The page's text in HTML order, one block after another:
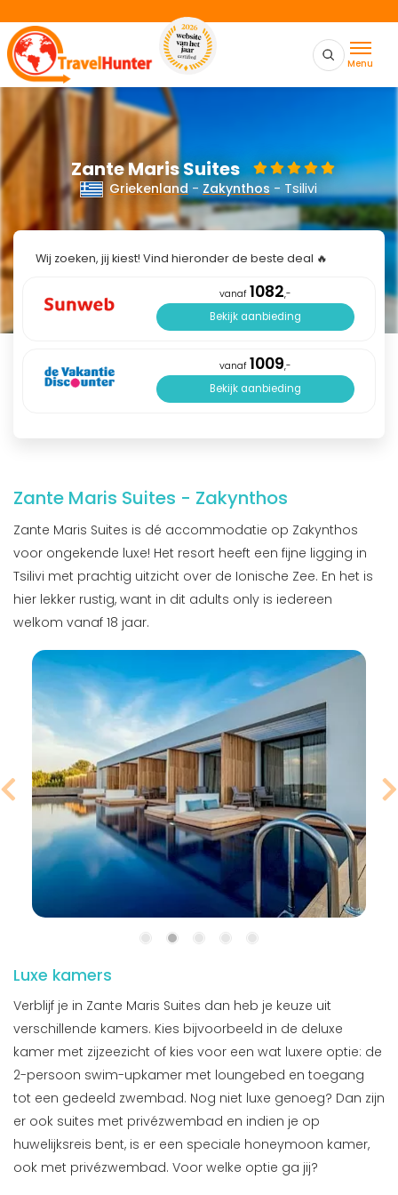
Menu
Zante Maris Suites
Griekenland - Zakynthos - Tsilivi
Wij zoeken, jij kiest! Vind hieronder de beste deal 🔥
vanaf 1082,-
Bekijk aanbieding
vanaf 1009,-
Bekijk aanbieding
Zante Maris Suites - Zakynthos
Zante Maris Suites is dé accommodatie op Zakynthos
voor ongekende luxe! Het resort heeft een fijne ligging in
Tsilivi met prachtig uitzicht over de Ionische Zee. En het is
hier lekker rustig, want in dit adults only is iedereen
welkom vanaf 18 jaar.
Luxe kamers
Verblijf je in Zante Maris Suites dan heb je keuze uit
verschillende kamers. Kies bijvoorbeeld in de deluxe
kamer met zijzeezicht of kies voor een wat luxere optie: de
2-persoon swim-upkamer met loungebed en toegang
tot een gedeeld zwembad. Nog niet luxe genoeg? Dan zijn
er ook suites met privézwembad en indien je op
huwelijksreis bent, is er een speciale honeymoon kamer,
ook met privézwembad. Voor welke optie ga jij?